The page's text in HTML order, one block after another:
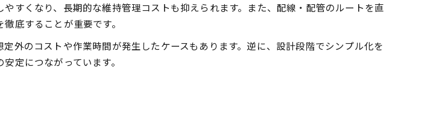
寿命を延ばす発想と手法
目指した設備設計の基本
やすい設備設計のポイント
設備設計の設計者視点
すくなり、長期的な維持管理コストも抑えられます。また、配線・配管のルートを直
底することが重要です。
外のコストや作業時間が発生したケースもあります。逆に、設計段階でシンプル化を
定につながっています。